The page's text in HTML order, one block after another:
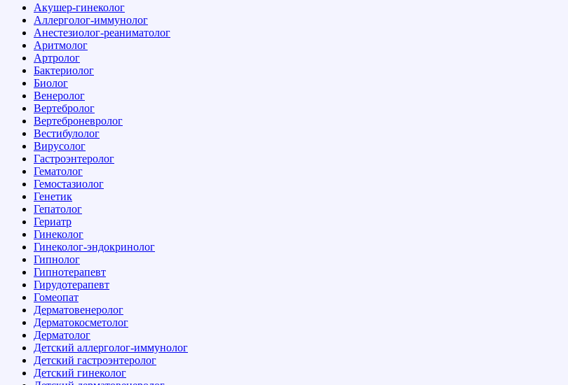
Акушер-гинеколог
Аллерголог-иммунолог
Анестезиолог-реаниматолог
Аритмолог
Артролог
Бактериолог
Биолог
Венеролог
Вертебролог
Вертеброневролог
Вестибулолог
Вирусолог
Гастроэнтеролог
Гематолог
Гемостазиолог
Генетик
Гепатолог
Гериатр
Гинеколог
Гинеколог-эндокринолог
Гипнолог
Гипнотерапевт
Гирудотерапевт
Гомеопат
Дерматовенеролог
Дерматокосметолог
Дерматолог
Детский аллерголог-иммунолог
Детский гастроэнтеролог
Детский гинеколог